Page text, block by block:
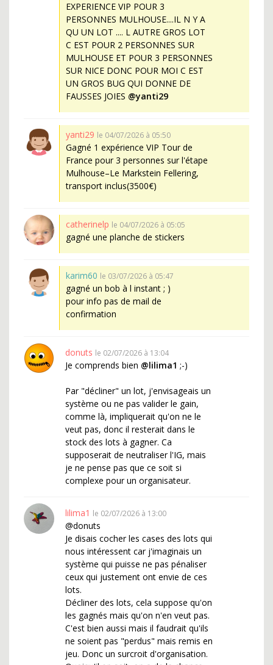
EXPERIENCE VIP POUR 3
PERSONNES MULHOUSE....IL N Y A
QU UN LOT .... L AUTRE GROS LOT
C EST POUR 2 PERSONNES SUR
MULHOUSE ET POUR 3 PERSONNES
SUR NICE DONC POUR MOI C EST
UN GROS BUG QUI DONNE DE
FAUSSES JOIES @yanti29
yanti29 le 04/07/2026 à 05:50
Gagné 1 expérience VIP Tour de
France pour 3 personnes sur l'étape
Mulhouse–Le Markstein Fellering,
transport inclus(3500€)
catherinelp le 04/07/2026 à 05:05
gagné une planche de stickers
karim60 le 03/07/2026 à 05:47
gagné un bob à l instant ; )
pour info pas de mail de
confirmation
donuts le 02/07/2026 à 13:04
Je comprends bien @lilima1 ;-)
Par "décliner" un lot, j'envisageais un
système ou ne pas valider le gain,
comme là, impliquerait qu'on ne le
veut pas, donc il resterait dans le
stock des lots à gagner. Ca
supposerait de neutraliser l'IG, mais
je ne pense pas que ce soit si
complexe pour un organisateur.
lilima1 le 02/07/2026 à 13:00
@donuts
Je disais cocher les cases des lots qui
nous intéressent car j'imaginais un
système qui puisse ne pas pénaliser
ceux qui justement ont envie de ces
lots.
Décliner des lots, cela suppose qu'on
les gagnés mais qu'on n'en veut pas.
C'est bien aussi mais il faudrait qu'ils
ne soient pas "perdus" mais remis en
jeu. Donc un surcroit d'organisation.